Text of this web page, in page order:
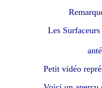
Les
Petit vidéo